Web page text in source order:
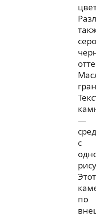
—
с
Этот
по